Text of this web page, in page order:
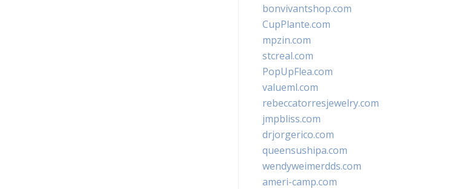
bonvivantshop.com
CupPlante.com
mpzin.com
stcreal.com
PopUpFlea.com
valueml.com
rebeccatorresjewelry.com
jmpbliss.com
drjorgerico.com
queensushipa.com
wendyweimerdds.com
ameri-camp.com